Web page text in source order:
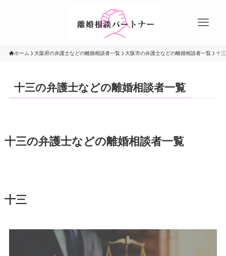
ホーム 大阪府の弁護士などの離婚相談者一覧 大阪市の弁護士などの離婚相談者一覧 十
十三の弁護士などの離婚相談者一覧
十三の弁護士などの離婚相談者一覧
十三